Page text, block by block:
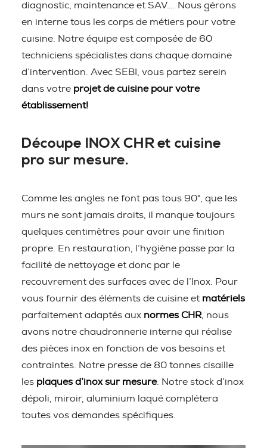
diagnostic, maintenance et SAV…. Nous gérons
en interne tous les corps de métiers pour votre
cuisine. Notre équipe est composée de 60
techniciens spécialistes dans chaque domaine
d’intervention. Avec SEBI, vous partez serein
dans votre projet de cuisine pour votre
établissement!
Découpe INOX CHR et cuisine
pro sur mesure.
Comme les angles ne font pas tous 90°, que les
murs ne sont jamais droits, il manque toujours
quelques centimètres pour avoir une finition
propre. En restauration, l’hygiène passe par la
facilité de nettoyage et donc par le
recouvrement des surfaces avec de l’Inox. Pour
vous fournir des éléments de cuisine et matériels
parfaitement adaptés aux normes CHR , nous
avons notre chaudronnerie interne qui réalise
des pièces inox en fonction de vos besoins et
contraintes. Notre presse de 80 tonnes cisaille
les plaques d’inox sur mesure. Notre stock d’inox
dépoli, miroir, aluminium laqué complétera
toutes vos demandes spécifiques.